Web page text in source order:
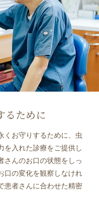
るために
くお守りするために、虫
を入れた診療をご提供し
さんのお口の状態をしっ
口の変化を観察しなけれ
患者さんに合わせた精密